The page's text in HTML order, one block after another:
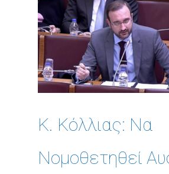
Κ. Κόλλιας: Να
Νομοθετηθεί